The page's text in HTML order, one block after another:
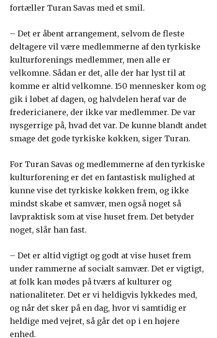
fortæller Turan Savas med et smil.
– Det er åbent arrangement, selvom de fleste
deltagere vil være medlemmerne af den tyrkiske
kulturforenings medlemmer, men alle er
velkomne. Sådan er det, alle der har lyst til at
komme er altid velkomne. 150 mennesker kom og
gik i løbet af dagen, og halvdelen heraf var de
fredericianere, der ikke var medlemmer. De var
nysgerrige på, hvad det var. De kunne blandt andet
smage det gode tyrkiske køkken, siger Turan.
For Turan Savas og medlemmerne af den tyrkiske
kulturforening er det en fantastisk mulighed at
kunne vise det tyrkiske køkken frem, og ikke
mindst skabe et samvær, men også noget så
lavpraktisk som at vise huset frem. Det betyder
noget, slår han fast.
– Det er altid vigtigt og godt at vise huset frem
under rammerne af socialt samvær. Det er vigtigt,
at folk kan mødes på tværs af kulturer og
nationaliteter. Det er vi heldigvis lykkedes med,
og når det sker på en dag, hvor vi samtidig er
heldige med vejret, så går det op i en højere
enhed.